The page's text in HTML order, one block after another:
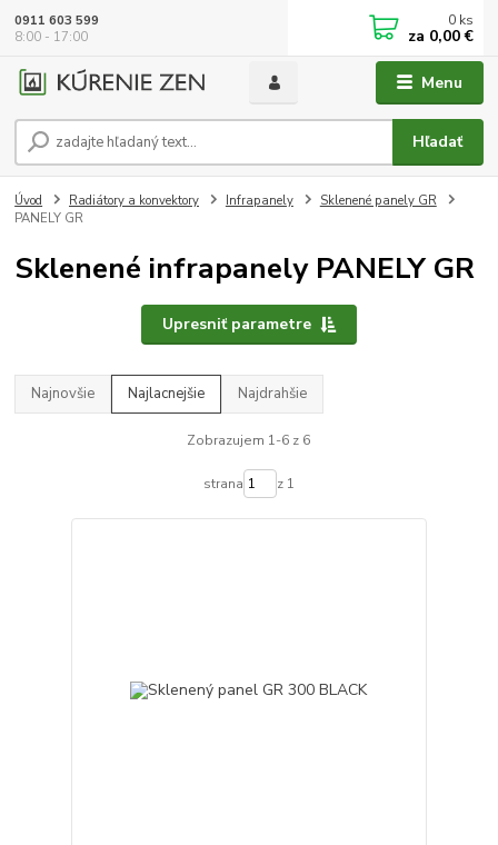
Menu
Hľadať
0911 603 599
8:00 - 17:00
0 ks
za 0,00 €
Úvod Radiátory a konvektory Infrapanely
Sklenené panely GR
PANELY GR
Sklenené infrapanely PANELY GR
Upresniť parametre
Najnovšie Najlacnejšie Najdrahšie
Zobrazujem 1-6 z 6
strana z 1